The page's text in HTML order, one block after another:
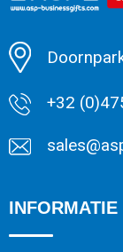
+32
INFORMATIE